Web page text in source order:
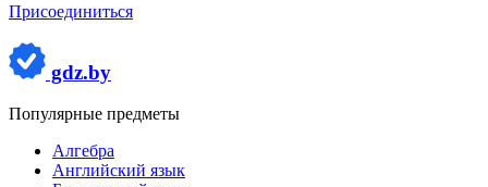
Присоединиться
gdz.by
Популярные предметы
Алгебра
Английский язык